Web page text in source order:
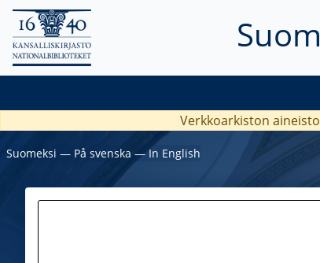
Verkkoarkiston
Suomeksi ― På svenska ―In English